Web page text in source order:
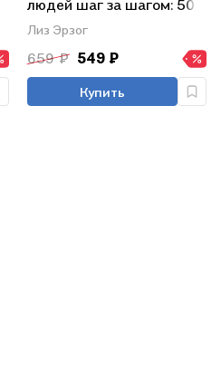
людей шаг за шагом: 50
проектов с подробными
объяснениями и
рисунками + чистые
страницы для рисования
Лиз Эрзог
659 ₽ 549 ₽
Купить